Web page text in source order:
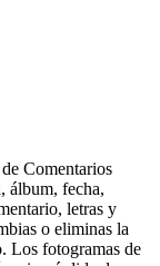
Comentarios
álbum, fecha,
letras y
o eliminas la
Los fotogramas de